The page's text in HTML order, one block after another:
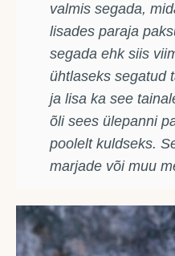
valmis segada,
lisades paraja
segada ehk siis
ühtlaseks segatud
ja lisa ka see
õli sees ülepanni
poolelt kuldseks.
marjade või muu